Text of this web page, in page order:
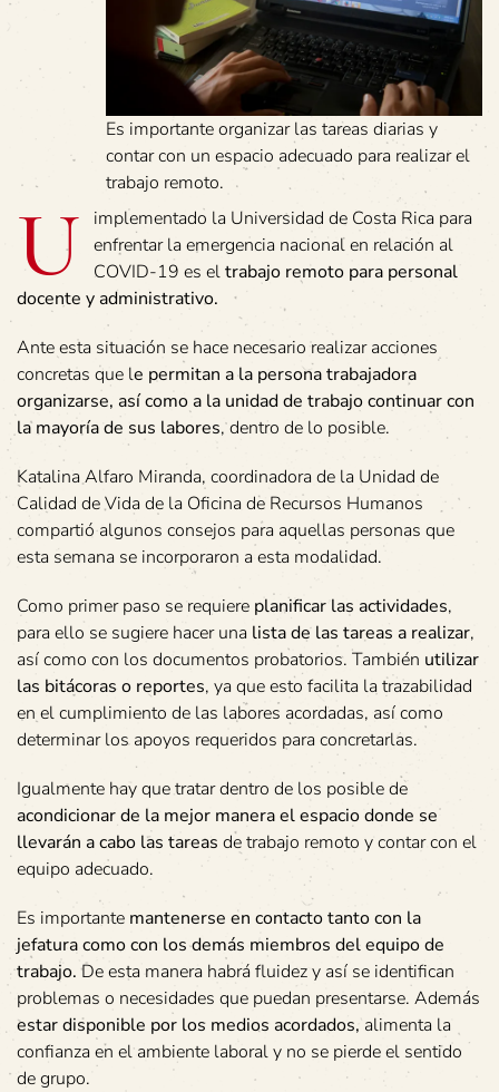
Es importante organizar las tareas diarias y
contar con un espacio adecuado para realizar el
trabajo remoto.
U
implementado la Universidad de Costa Rica para
enfrentar la emergencia nacional en relación al
COVID-19 es eltrabajo remoto para personal
docente y administrativo.
Ante esta situación se hace necesario realizar acciones
concretas que le permitan a la persona trabajadora
organizarse, así como a la unidad de trabajo continuar con
la mayoría de sus labores, dentro de lo posible.
Katalina Alfaro Miranda, coordinadora de la Unidad de
Calidad de Vida de la Oficina de Recursos Humanos
compartió algunos consejos para aquellas personas que
esta semana se incorporaron a esta modalidad.
Como primer paso se requiere planificar las actividades,
para ello se sugiere hacer una lista de las tareas a realizar,
así como con los documentos probatorios. También utilizar
las bitácoras o reportes, ya que esto facilita la trazabilidad
en el cumplimiento de las labores acordadas, así como
determinar los apoyos requeridos para concretarlas.
Igualmente hay que tratar dentro de los posible de
acondicionar de la mejor manera el espacio donde se
llevarán a cabo las tareas de trabajo remoto y contar con el
equipo adecuado.
Es importante mantenerse en contacto tanto con la
jefatura como con los demás miembros del equipo de
trabajo. De esta manera habrá fluidez y así se identifican
problemas o necesidades que puedan presentarse. Además
estar disponible por los medios acordados, alimenta la
confianza en el ambiente laboral y no se pierde el sentido
de grupo.